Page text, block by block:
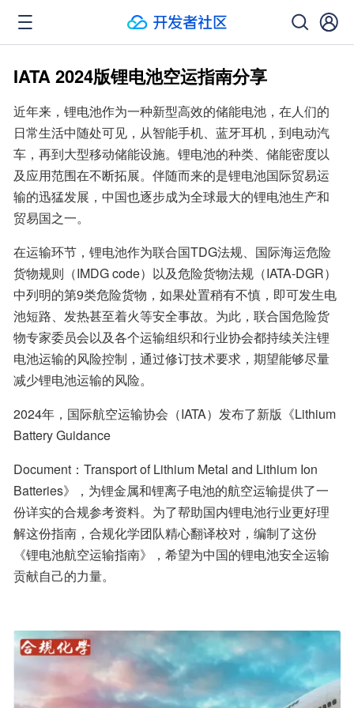
IATA 2024版锂电池空运指南分享
近年来，锂电池作为一种新型高效的储能电池，在人们的
日常生活中随处可见，从智能手机、蓝牙耳机，到电动汽
车，再到大型移动储能设施。锂电池的种类、储能密度以
及应用范围在不断拓展。伴随而来的是锂电池国际贸易运
输的迅猛发展，中国也逐步成为全球最大的锂电池生产和
贸易国之一。
在运输环节，锂电池作为联合国TDG法规、国际海运危险
货物规则（IMDG code）以及危险货物法规（IATA-DGR）
中列明的第9类危险货物，如果处置稍有不慎，即可发生电
池短路、发热甚至着火等安全事故。为此，联合国危险货
物专家委员会以及各个运输组织和行业协会都持续关注锂
电池运输的风险控制，通过修订技术要求，期望能够尽量
减少锂电池运输的风险。
2024年，国际航空运输协会（IATA）发布了新版《Lithium
Battery Guidance
Document：Transport of Lithium Metal and Lithium Ion
Batteries》，为锂金属和锂离子电池的航空运输提供了一
份详实的合规参考资料。为了帮助国内锂电池行业更好理
解这份指南，合规化学团队精心翻译校对，编制了这份
《锂电池航空运输指南》，希望为中国的锂电池安全运输
贡献自己的力量。